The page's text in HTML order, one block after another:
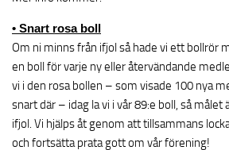
• Snart rosa boll
Om ni minns från ifjol så hade vi ett bollrör
en boll för varje ny eller återvändande
vi i den rosa bollen – som visade 100 nya
snart där – idag la vi i vår 89:e boll, så
ifjol. Vi hjälps åt genom att tillsammans
och fortsätta prata gott om vår förening!